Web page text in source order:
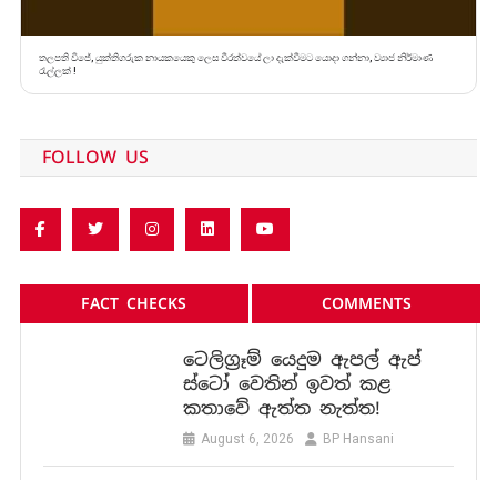
තලපති විජේ, යුක්තිගරුක නායකයෙකු ලෙස වීරත්වයේ ලා දැක්වීමට යොදා ගන්නා, ව්‍යාජ නිර්මාණ
රැල්ලක් !
FOLLOW US
FACT CHECKS COMMENTS
ටෙලිග්‍රෑම් යෙදුම ඇපල් ඇප්
ස්ටෝ වෙතින් ඉවත් කළ
කතාවේ ඇත්ත නැත්ත!
August 6, 2026 BP Hansani